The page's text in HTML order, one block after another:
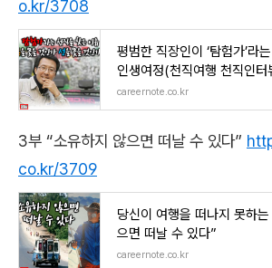
o.kr/3708
평범한 직장인이 ‘탐험가’라
인생여정(천직여행 천직인터
careernote.co.kr
3부 “소유하지 않으면 떠날 수 있다”
co.kr/3709
당신이 여행을 떠나지 못하
으면 떠날 수 있다”
careernote.co.kr